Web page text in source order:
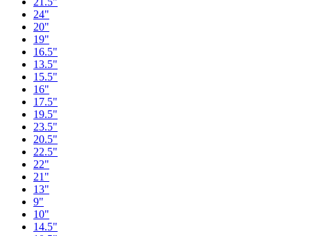
24"
20"
19"
16.5"
13.5"
15.5"
16"
17.5"
19.5"
23.5"
20.5"
22.5"
22"
21"
13"
9"
10"
14.5"